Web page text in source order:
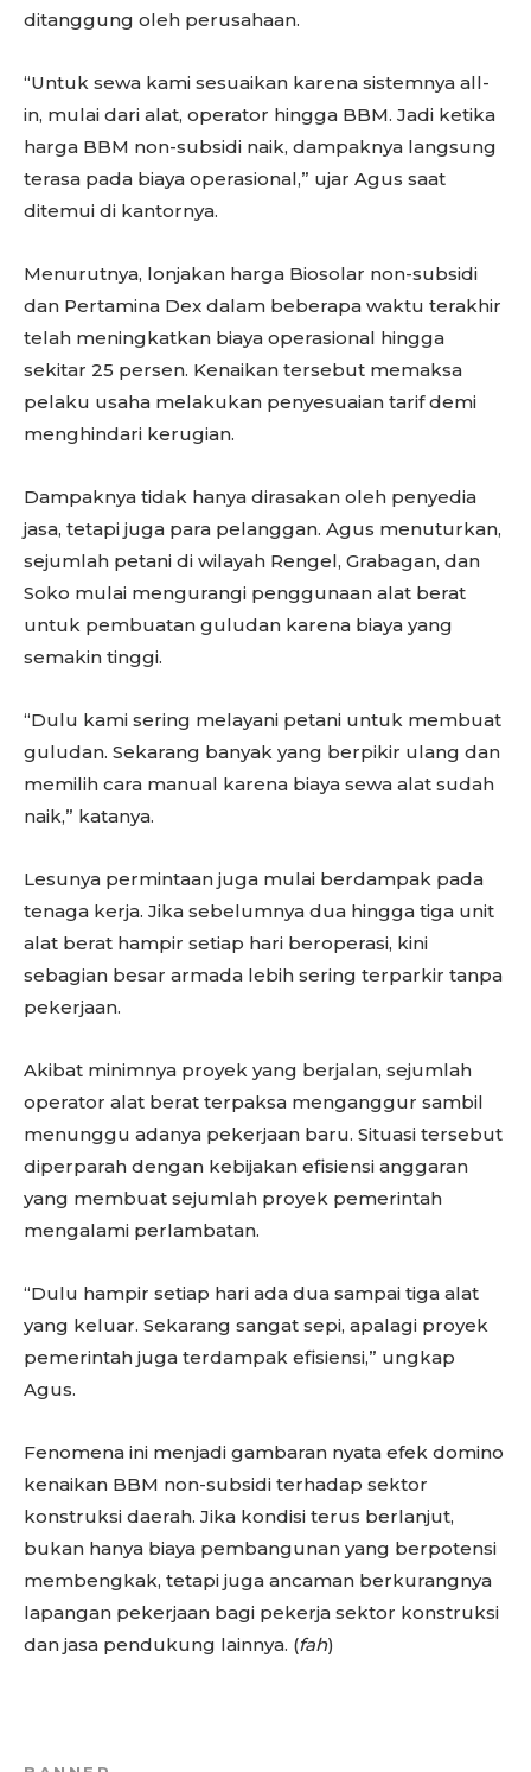
ditanggung oleh perusahaan.
“Untuk sewa kami sesuaikan karena sistemnya all-
in, mulai dari alat, operator hingga BBM. Jadi ketika
harga BBM non-subsidi naik, dampaknya langsung
terasa pada biaya operasional,” ujar Agus saat
ditemui di kantornya.
Menurutnya, lonjakan harga Biosolar non-subsidi
dan Pertamina Dex dalam beberapa waktu terakhir
telah meningkatkan biaya operasional hingga
sekitar 25 persen. Kenaikan tersebut memaksa
pelaku usaha melakukan penyesuaian tarif demi
menghindari kerugian.
Dampaknya tidak hanya dirasakan oleh penyedia
jasa, tetapi juga para pelanggan. Agus menuturkan,
sejumlah petani di wilayah Rengel, Grabagan, dan
Soko mulai mengurangi penggunaan alat berat
untuk pembuatan guludan karena biaya yang
semakin tinggi.
“Dulu kami sering melayani petani untuk membuat
guludan. Sekarang banyak yang berpikir ulang dan
memilih cara manual karena biaya sewa alat sudah
naik,” katanya.
Lesunya permintaan juga mulai berdampak pada
tenaga kerja. Jika sebelumnya dua hingga tiga unit
alat berat hampir setiap hari beroperasi, kini
sebagian besar armada lebih sering terparkir tanpa
pekerjaan.
Akibat minimnya proyek yang berjalan, sejumlah
operator alat berat terpaksa menganggur sambil
menunggu adanya pekerjaan baru. Situasi tersebut
diperparah dengan kebijakan efisiensi anggaran
yang membuat sejumlah proyek pemerintah
mengalami perlambatan.
“Dulu hampir setiap hari ada dua sampai tiga alat
yang keluar. Sekarang sangat sepi, apalagi proyek
pemerintah juga terdampak efisiensi,” ungkap
Agus.
Fenomena ini menjadi gambaran nyata efek domino
kenaikan BBM non-subsidi terhadap sektor
konstruksi daerah. Jika kondisi terus berlanjut,
bukan hanya biaya pembangunan yang berpotensi
membengkak, tetapi juga ancaman berkurangnya
lapangan pekerjaan bagi pekerja sektor konstruksi
dan jasa pendukung lainnya. (fah)